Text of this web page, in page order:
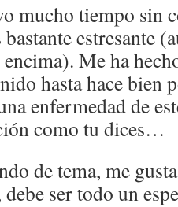
tiempo sin
estresante
Me ha
hasta hace bien
enfermedad de
como tu dices…
de tema, me
ser todo un